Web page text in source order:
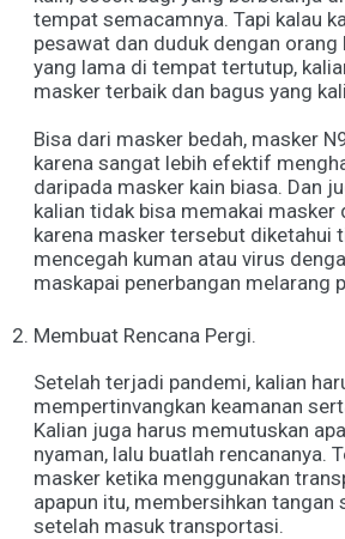
tempat semacamnya. Tapi kalau
pesawat dan duduk dengan
yang lama di tempat tertutup,
masker terbaik dan bagus yang
Bisa dari masker bedah, masker
karena sangat lebih efektif
daripada masker kain biasa. Dan
kalian tidak bisa memakai masker
karena masker tersebut diketahui
mencegah kuman atau virus
maskapai penerbangan melarang
Membuat Rencana Pergi.
Setelah terjadi pandemi, kalian
mempertinvangkan keamanan
Kalian juga harus memutuskan
nyaman, lalu buatlah rencananya.
masker ketika menggunakan
apapun itu, membersihkan tangan
setelah masuk transportasi.